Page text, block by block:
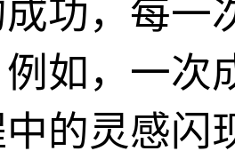
功，每一
如，一次
的灵感闪